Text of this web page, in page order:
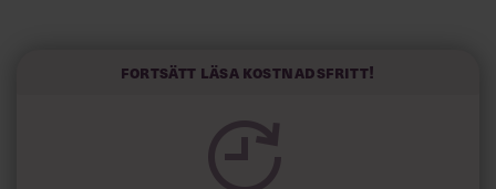
och höjt arbetsglädjen på Google:
Fortsätt läsa kostnadsfritt!